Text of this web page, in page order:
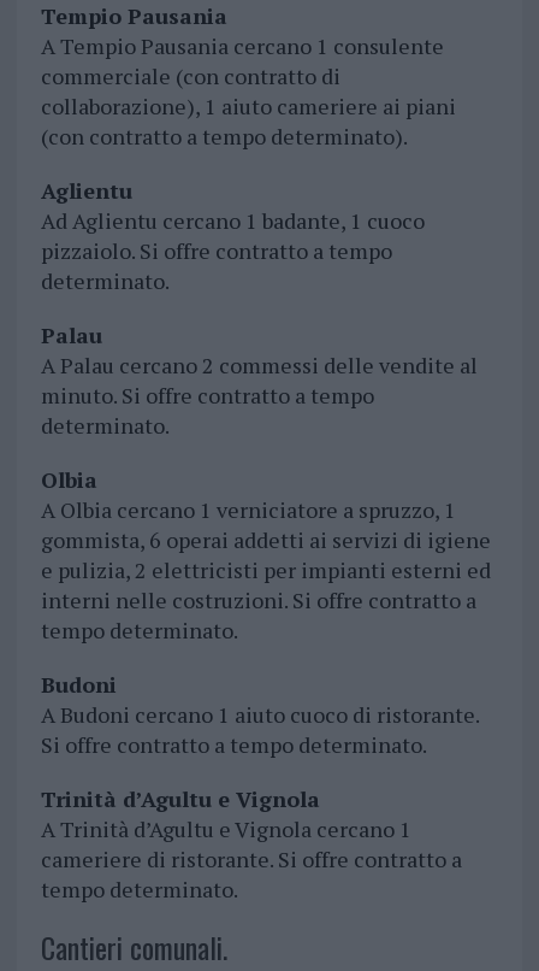
Tempio Pausania
A Tempio Pausania cercano 1 consulente
commerciale (con contratto di
collaborazione), 1 aiuto cameriere ai piani
(con contratto a tempo determinato).
Aglientu
Ad Aglientu cercano 1 badante, 1 cuoco
pizzaiolo. Si offre contratto a tempo
determinato.
Palau
A Palau cercano 2 commessi delle vendite al
minuto. Si offre contratto a tempo
determinato.
Olbia
A Olbia cercano 1 verniciatore a spruzzo, 1
gommista, 6 operai addetti ai servizi di igiene
e pulizia, 2 elettricisti per impianti esterni ed
interni nelle costruzioni. Si offre contratto a
tempo determinato.
Budoni
A Budoni cercano 1 aiuto cuoco di ristorante.
Si offre contratto a tempo determinato.
Trinità d’Agultu e Vignola
A Trinità d’Agultu e Vignola cercano 1
cameriere di ristorante. Si offre contratto a
tempo determinato.
Cantieri comunali.